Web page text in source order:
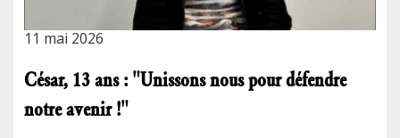
11 mai 2026
César, 13 ans : "Unissons nous pour défendre
notre avenir !"